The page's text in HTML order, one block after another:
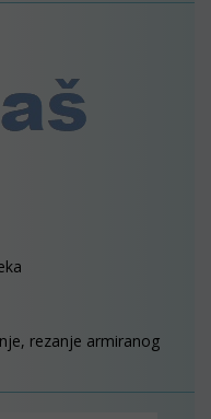
rezanje armiranog